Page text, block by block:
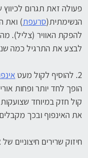
פעולה זאת תגרום
הנשימתית(סרעפת) ואת
להפקת האוויר (צליל).
לבצע את התרגיל כמה
2. להוסיף לקול מעט
הופך לחד יותר ופחות
קול חזק במיוחד
את האינפוף ובכך
חיזוק שרירים חיצוניים